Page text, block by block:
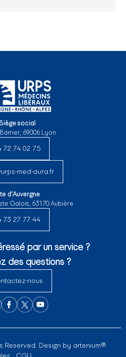
Siège social
69006 Lyon
72 74 02 75
med-aura.fr
d’Auvergne
Galois, 63170 Aubière
73 27 77 44
par un service ?
des questions ?
nous
Reserved. Design by artenium®